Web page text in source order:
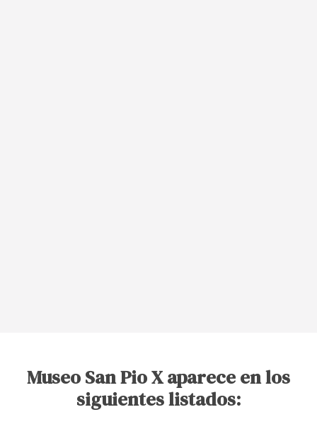
Museo San Pio X aparece en los
siguientes listados: